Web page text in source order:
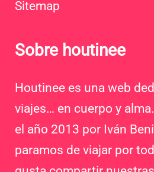
Sitemap
Sobre houtinee
Houtinee es una web
viajes… en cuerpo y
el año 2013 por Iván
paramos de viajar por